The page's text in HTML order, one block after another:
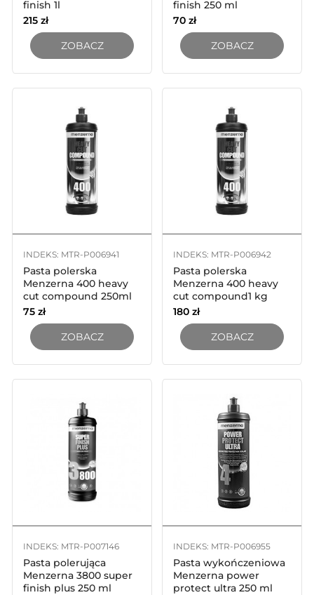
finish 1l
215 zł
ZOBACZ
finish 250 ml
70 zł
ZOBACZ
INDEKS: MTR-P006941
Pasta polerska
Menzerna 400 heavy
cut compound 250ml
75 zł
ZOBACZ
INDEKS: MTR-P006942
Pasta polerska
Menzerna 400 heavy
cut compound1 kg
180 zł
ZOBACZ
INDEKS: MTR-P007146
Pasta polerująca
Menzerna 3800 super
finish plus 250 ml
INDEKS: MTR-P006955
Pasta wykończeniowa
Menzerna power
protect ultra 250 ml